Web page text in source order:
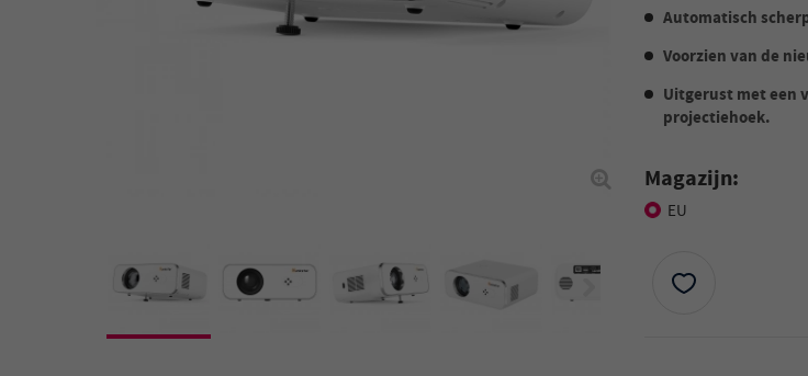
Automatisch
Voorzien van de
Uitgerust met een
projectiehoek.
Magazijn:
EU